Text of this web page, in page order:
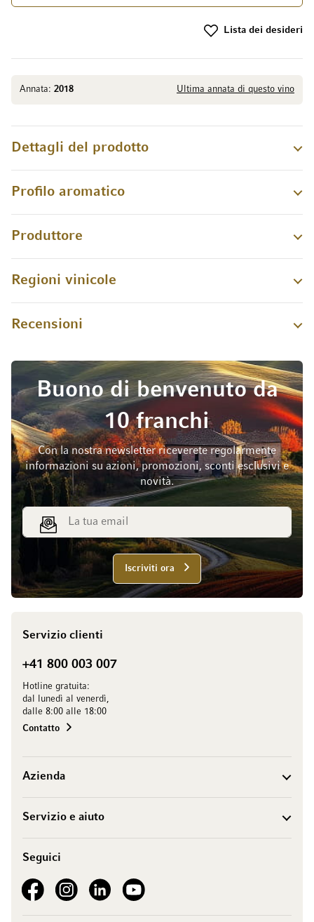
Annata: 2018 Ultima annata di questo vino
Lista dei desideri
Dettagli del prodotto
Profilo aromatico
Produttore
Regioni vinicole
Recensioni
Buono di benvenuto da
10 franchi
Con la nostra newsletter riceverete regolarmente
informazioni su azioni, promozioni, sconti esclusivi e
novità.
Indirizzo email
Iscriviti ora
Servizio clienti
+41 800 003 007
Hotline gratuita:
dal lunedì al venerdì,
dalle 8:00 alle 18:00
Contatto
Azienda
Servizio e aiuto
Seguici
See our FacebookSee our Instagram account
See our LinkedInSee our YouTube channel